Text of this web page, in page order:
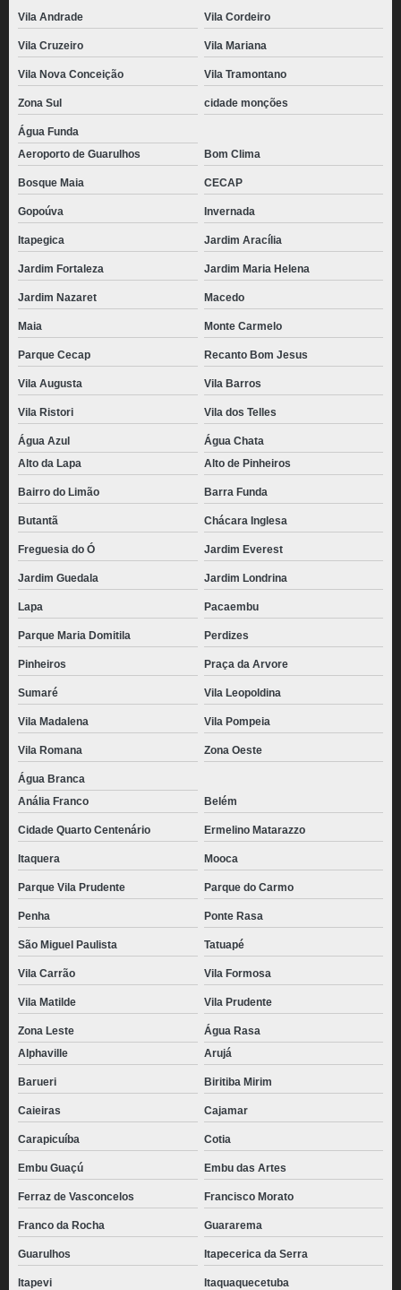
Vila Andrade Vila Cordeiro
Vila Cruzeiro Vila Mariana
Vila Nova Conceição Vila Tramontano
Zona Sul cidade monções
Água Funda
Aeroporto de Guarulhos
Bom Clima
Bosque Maia CECAP
Gopoúva Invernada
Itapegica Jardim Aracília
Jardim Fortaleza Jardim Maria Helena
Jardim Nazaret Macedo
Maia Monte Carmelo
Parque Cecap Recanto Bom Jesus
Vila Augusta Vila Barros
Vila Ristori Vila dos Telles
Água Azul
Água Chata
Alto da Lapa
Alto de Pinheiros
Bairro do Limão Barra Funda
Butantã Chácara Inglesa
Freguesia do Ó Jardim Everest
Jardim Guedala Jardim Londrina
Lapa Pacaembu
Parque Maria Domitila Perdizes
Pinheiros Praça da Arvore
Sumaré Vila Leopoldina
Vila Madalena Vila Pompeia
Vila Romana Zona Oeste
Água Branca
Anália Franco
Belém
Cidade Quarto Centenário Ermelino Matarazzo
Itaquera Mooca
Parque Vila Prudente Parque do Carmo
Penha Ponte Rasa
São Miguel Paulista Tatuapé
Vila Carrão Vila Formosa
Vila Matilde Vila Prudente
Zona Leste
Água Rasa
Alphaville
Arujá
Barueri Biritiba Mirim
Caieiras Cajamar
Carapicuíba Cotia
Embu Guaçú Embu das Artes
Ferraz de Vasconcelos Francisco Morato
Franco da Rocha Guararema
Guarulhos Itapecerica da Serra
Itapevi Itaquaquecetuba